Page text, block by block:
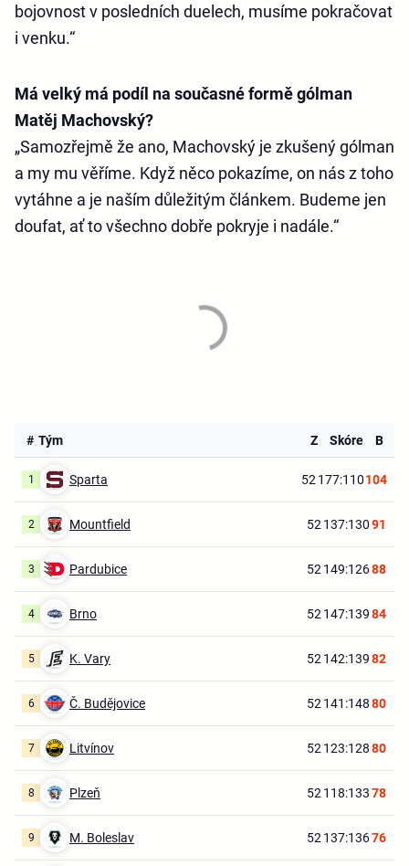
bojovnost v posledních duelech, musíme pokračovat
i venku.“
Má velký má podíl na současné formě gólman
Matěj Machovský?
„Samozřejmě že ano, Machovský je zkušený gólman
a my mu věříme. Když něco pokazíme, on nás z toho
vytáhne a je naším důležitým článkem. Budeme jen
doufat, ať to všechno dobře pokryje i nadále.“
# Tým Z Skóre B
1 Sparta 52 177:110104
2 Mountfield 52 137:13091
3 Pardubice 52 149:12688
4 Brno 52 147:13984
5 K. Vary 52 142:13982
6 Č. Budějovice 52 141:14880
7 Litvínov 52 123:12880
8 Plzeň 52 118:13378
9 M. Boleslav 52 137:13676